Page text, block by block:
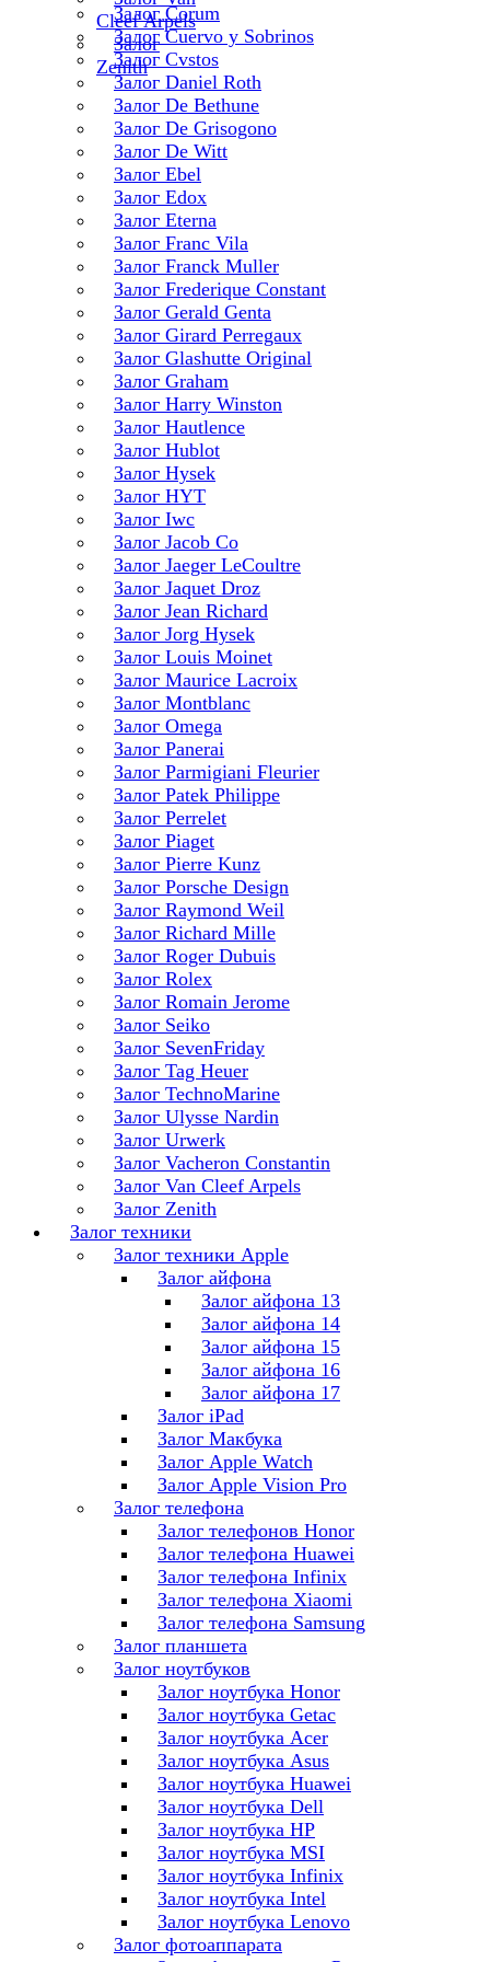
Cleef Arpels
Залог
Zenith
Залог Corum
Залог Cuervo y Sobrinos
Залог Cvstos
Залог Daniel Roth
Залог De Bethune
Залог De Grisogono
Залог De Witt
Залог Ebel
Залог Edox
Залог Eterna
Залог Franc Vila
Залог Franck Muller
Залог Frederique Constant
Залог Gerald Genta
Залог Girard Perregaux
Залог Glashutte Original
Залог Graham
Залог Harry Winston
Залог Hautlence
Залог Hublot
Залог Hysek
Залог HYT
Залог Iwc
Залог Jacob Co
Залог Jaeger LeCoultre
Залог Jaquet Droz
Залог Jean Richard
Залог Jorg Hysek
Залог Louis Moinet
Залог Maurice Lacroix
Залог Montblanc
Залог Omega
Залог Panerai
Залог Parmigiani Fleurier
Залог Patek Philippe
Залог Perrelet
Залог Piaget
Залог Pierre Kunz
Залог Porsche Design
Залог Raymond Weil
Залог Richard Mille
Залог Roger Dubuis
Залог Rolex
Залог Romain Jerome
Залог Seiko
Залог SevenFriday
Залог Tag Heuer
Залог TechnoMarine
Залог Ulysse Nardin
Залог Urwerk
Залог Vacheron Constantin
Залог Van Cleef Arpels
Залог Zenith
Залог техники
Залог техники Apple
Залог айфона
Залог айфона 13
Залог айфона 14
Залог айфона 15
Залог айфона 16
Залог айфона 17
Залог iPad
Залог Макбука
Залог Apple Watch
Залог Apple Vision Pro
Залог телефона
Залог телефонов Honor
Залог телефона Huawei
Залог телефона Infinix
Залог телефона Xiaomi
Залог телефона Samsung
Залог планшета
Залог ноутбуков
Залог ноутбука Honor
Залог ноутбука Getac
Залог ноутбука Acer
Залог ноутбука Asus
Залог ноутбука Huawei
Залог ноутбука Dell
Залог ноутбука HP
Залог ноутбука MSI
Залог ноутбука Infinix
Залог ноутбука Intel
Залог ноутбука Lenovo
Залог фотоаппарата